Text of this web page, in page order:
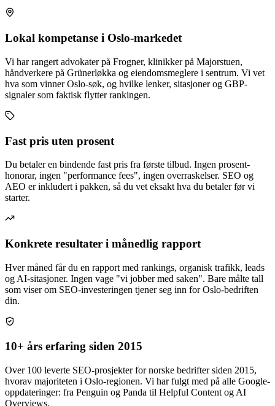
Lokal kompetanse i Oslo-markedet
Vi har rangert advokater på Frogner, klinikker på Majorstuen,
håndverkere på Grünerløkka og eiendomsmeglere i sentrum. Vi vet
hva som vinner Oslo-søk, og hvilke lenker, sitasjoner og GBP-
signaler som faktisk flytter rankingen.
Fast pris uten prosent
Du betaler en bindende fast pris fra første tilbud. Ingen prosent-
honorar, ingen "performance fees", ingen overraskelser. SEO og
AEO er inkludert i pakken, så du vet eksakt hva du betaler før vi
starter.
Konkrete resultater i månedlig rapport
Hver måned får du en rapport med rankings, organisk trafikk, leads
og AI-sitasjoner. Ingen vage "vi jobber med saken". Bare målte tall
som viser om SEO-investeringen tjener seg inn for Oslo-bedriften
din.
10+ års erfaring siden 2015
Over 100 leverte SEO-prosjekter for norske bedrifter siden 2015,
hvorav majoriteten i Oslo-regionen. Vi har fulgt med på alle Google-
oppdateringer: fra Penguin og Panda til Helpful Content og AI
Overviews.